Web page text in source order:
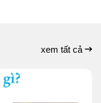
xem tất cả